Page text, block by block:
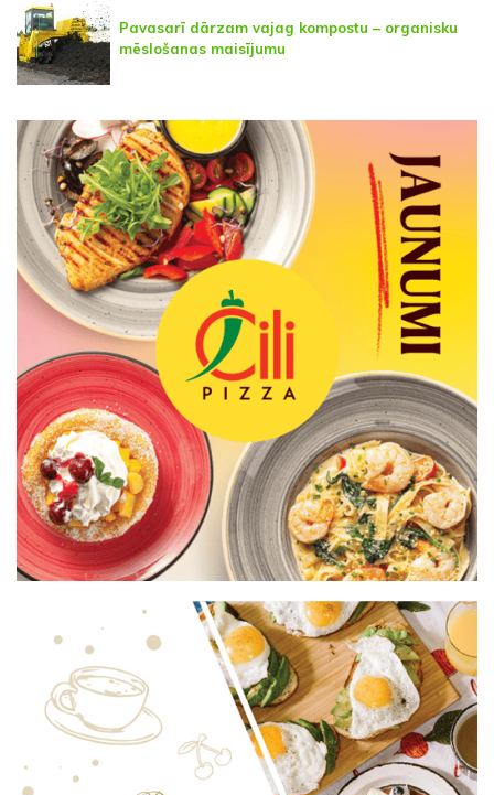
Pavasarī dārzam vajag kompostu – organisku
mēslošanas maisījumu